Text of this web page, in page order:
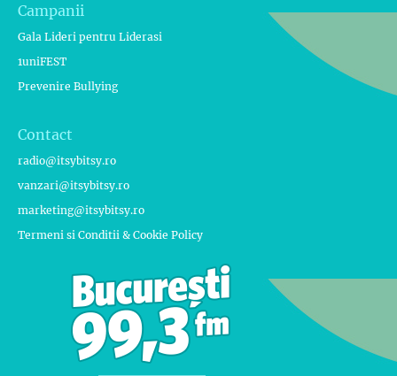
Campanii
Gala Lideri pentru Liderasi
1uniFEST
Prevenire Bullying
Contact
radio@itsybitsy.ro
vanzari@itsybitsy.ro
marketing@itsybitsy.ro
Termeni si Conditii & Cookie Policy